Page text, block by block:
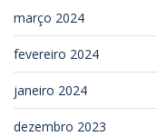
março 2024
fevereiro 2024
janeiro 2024
dezembro 2023